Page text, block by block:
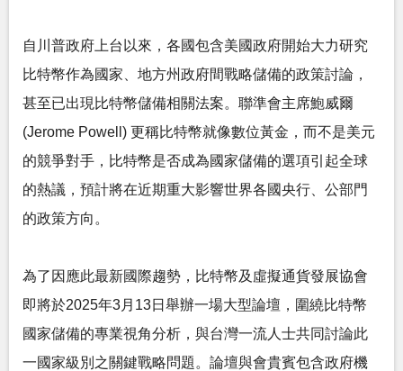
自川普政府上台以來，各國包含美國政府開始大力研究
比特幣作為國家、地方州政府間戰略儲備的政策討論，
甚至已出現比特幣儲備相關法案。聯準會主席鮑威爾
(Jerome Powell) 更稱比特幣就像數位黃金，而不是美元
的競爭對手，比特幣是否成為國家儲備的選項引起全球
的熱議，預計將在近期重大影響世界各國央行、公部門
的政策方向。
為了因應此最新國際趨勢，比特幣及虛擬通貨發展協會
即將於2025年3月13日舉辦一場大型論壇，圍繞比特幣
國家儲備的專業視角分析，與台灣一流人士共同討論此
一國家級別之關鍵戰略問題。論壇與會貴賓包含政府機